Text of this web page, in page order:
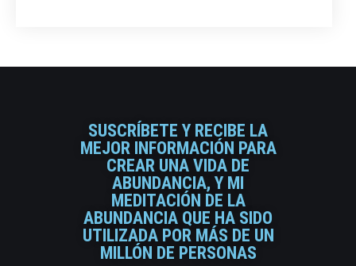
SUSCRÍBETE Y RECIBE LA
MEJOR INFORMACIÓN PARA
CREAR UNA VIDA DE
ABUNDANCIA, Y MI
MEDITACIÓN DE LA
ABUNDANCIA QUE HA SIDO
UTILIZADA POR MÁS DE UN
MILLÓN DE PERSONAS